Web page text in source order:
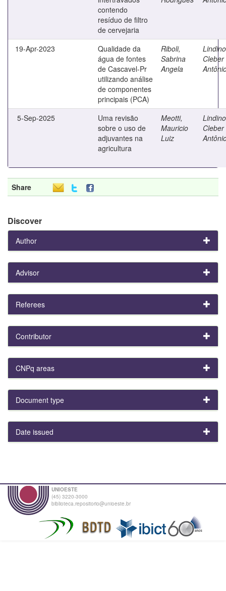
contendo
resíduo de filtro
de cervejaria
19-Apr-2023
Qualidade da
água de fontes
de Cascavel-Pr
utilizando análise
de componentes
principais (PCA)
Riboli,
Sabrina
Angela
Cleber
5-Sep-2025
Uma revisão
sobre o uso de
adjuvantes na
agricultura
Meotti,
Mauricio
Luiz
Cleber
Share
Discover
Author
Advisor
Referees
Contributor
CNPq areas
Document type
Date issued
UNIOESTE
(45) 3220-3000
biblioteca.repositorio@unioeste.br